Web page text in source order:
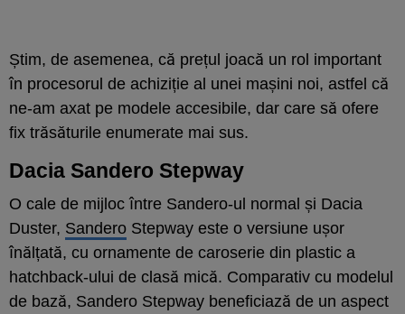
Știm, de asemenea, că prețul joacă un rol important
în procesorul de achiziție al unei mașini noi, astfel că
ne-am axat pe modele accesibile, dar care să ofere
fix trăsăturile enumerate mai sus.
Dacia Sandero Stepway
O cale de mijloc între Sandero-ul normal și Dacia
Duster, Sandero Stepway este o versiune ușor
înălțată, cu ornamente de caroserie din plastic a
hatchback-ului de clasă mică. Comparativ cu modelul
de bază, Sandero Stepway beneficiază de un aspect